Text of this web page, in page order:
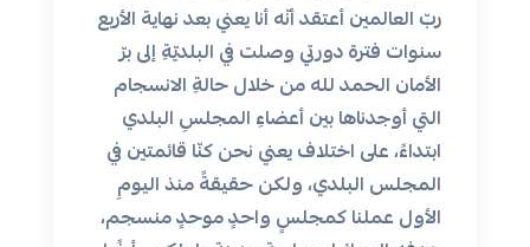
ربّ العالمين أعتقد أنّه أنا يعني بعد نهاية الأربع
سنوات فترة دورتي وصلت في البلديّةِ إلى برّ
الأمان الحمد لله من خلال حالةِ الانسجام
التي أوجدناها بين أعضاءِ المجلسِ البلدي
ابتداءً، على اختلاف يعني نحن كنّا قائمتين في
المجلس البلدي، ولكن حقيقةً منذ اليومِ
الأول عملنا كمجلسٍ واحدٍ موحدٍ منسجم،